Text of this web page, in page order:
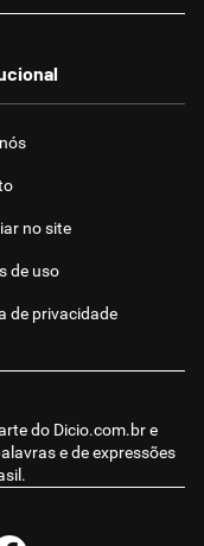
do Dicio.com.bre
e de expressões
no site
de uso
de privacidade